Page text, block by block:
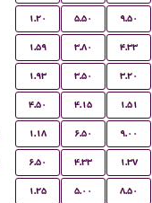
۱.۲۰ ۵.۵۰ ۹.۵۰
۱.۵۹ ۳.۸۰ ۴.۳۳
۱.۹۳ ۳.۵۰ ۳.۲۰
۴.۵۰ ۴.۱۵ ۱.۵۱
۱.۱۸ ۶.۵۰ ۹.۰۰
۶.۵۰ ۴.۳۳ ۱.۳۷
۱.۲۵ ۵.۰۰ ۸.۵۰